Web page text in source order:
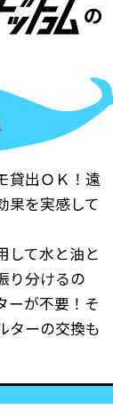
の
貸出ＯＫ！遠
果を実感して
して水と油と
り分けるの
ーが不要！そ
ターの交換も